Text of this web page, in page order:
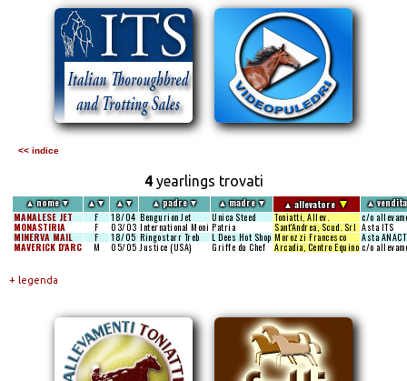
<< indice
4yearlings trovati
▲nome▼ ▲▼ ▲▼ ▲padre▼ ▲madre▼ ▲allevatore▼ ▲
MANALESE JET F 18/04 Bengurion Jet Unica Steed Toniatti, Allev. c/o
MONASTIRIA F 03/03 International Moni Patria Sant'Andrea, Scud. Srl Asta ITS
MINERVA MAIL F 18/05 Ringostarr Treb L Dees Hot Shop Morozzi Francesco Asta ANACT
MAVERICK D'ARC M 05/05 Justice (USA) Griffe du Chef Arcadia, Centro Equino c/o
+ legenda